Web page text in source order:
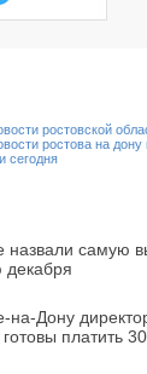
ростовской
ростова на дону
сегодня
назвали самую
декабря
на-Дону
платить